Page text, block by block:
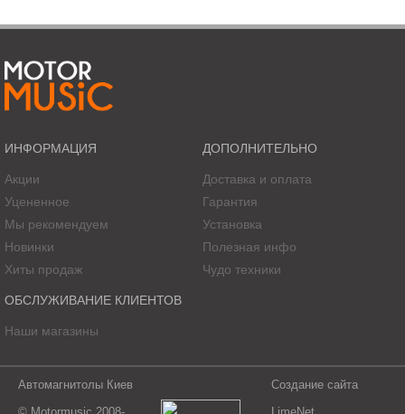
ИНФОРМАЦИЯ
Акции
Уцененное
Мы рекомендуем
Новинки
Хиты продаж
ДОПОЛНИТЕЛЬНО
Доставка и оплата
Гарантия
Установка
Полезная инфо
Чудо техники
ОБСЛУЖИВАНИЕ КЛИЕНТОВ
Наши магазины
Автомагнитолы Киев
Создание сайта